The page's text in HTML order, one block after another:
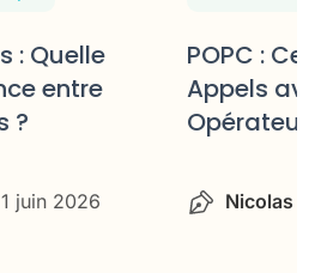
1 juin 2026 Nicolas